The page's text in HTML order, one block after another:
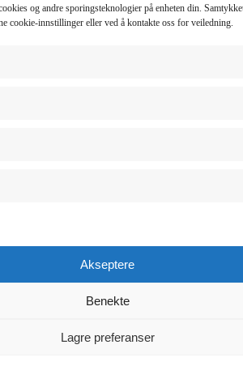
og andre sporingsteknologier på enheten din.
cookie-innstillinger eller ved å kontakte oss for veiledning.
Akseptere
Benekte
Lagre preferanser